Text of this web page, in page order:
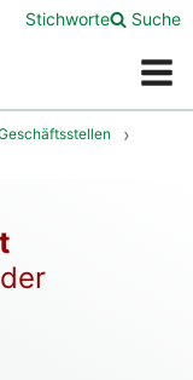
Menü
Stichworte Suche